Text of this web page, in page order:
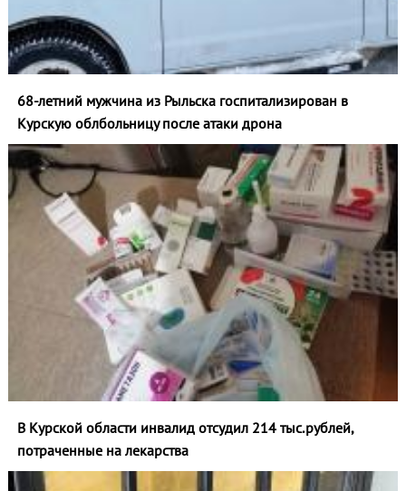
68-летний мужчина из Рыльска госпитализирован в
Курскую облбольницу после атаки дрона
В Курской области инвалид отсудил 214 тыс.рублей,
потраченные на лекарства